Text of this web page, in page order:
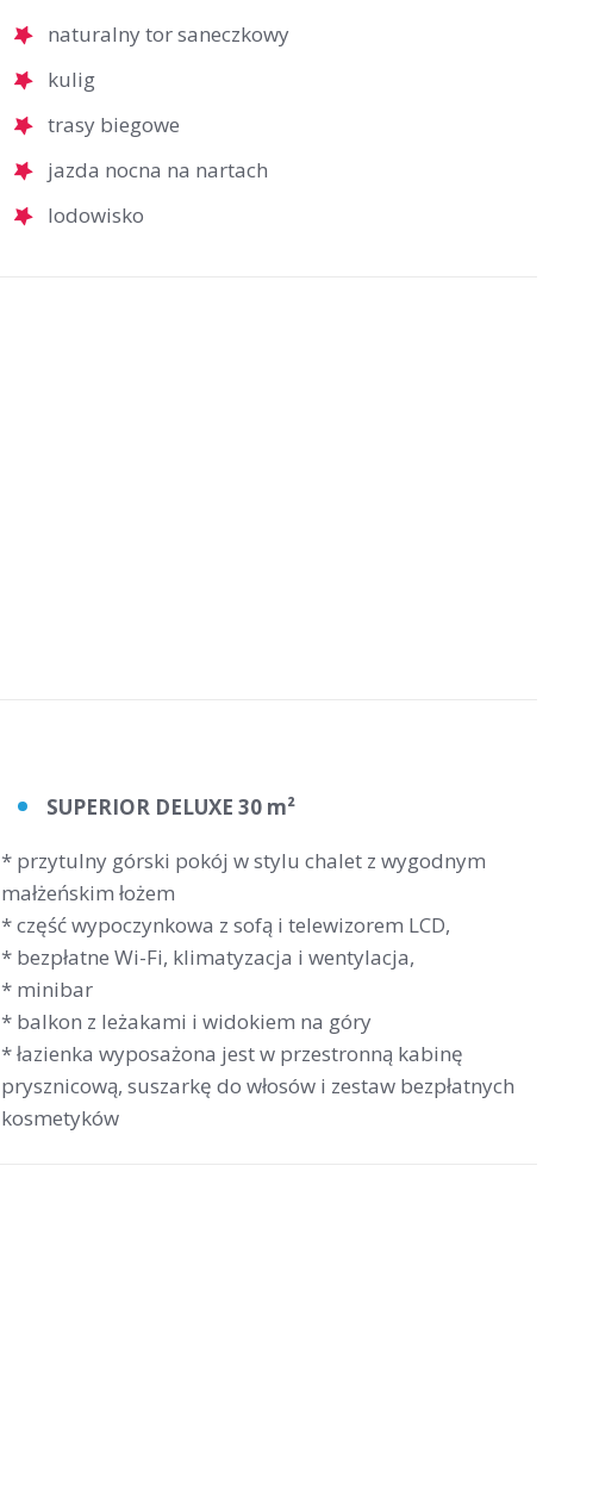
naturalny tor saneczkowy
kulig
trasy biegowe
jazda nocna na nartach
lodowisko
SUPERIOR DELUXE 30 m²
* przytulny górski pokój w stylu chalet z wygodnym
małżeńskim łożem
* część wypoczynkowa z sofą i telewizorem LCD,
* bezpłatne Wi-Fi, klimatyzacja i wentylacja,
* minibar
* balkon z leżakami i widokiem na góry
* łazienka wyposażona jest w przestronną kabinę
prysznicową, suszarkę do włosów i zestaw bezpłatnych
kosmetyków